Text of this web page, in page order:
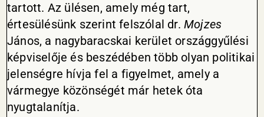
tartott. Az ülésen, amely még tart,
értesülésünk szerint felszólal dr.Mojzes
János, a nagybaracskai kerület országgyűlési
képviselője és beszédében több olyan politikai
jelenségre hívja fel a figyelmet, amely a
vármegye közönségét már hetek óta
nyugtalanítja.